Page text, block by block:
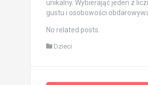
unikalny. Wybierając jeden z
gustu i osobowości
No related posts.
Dzieci